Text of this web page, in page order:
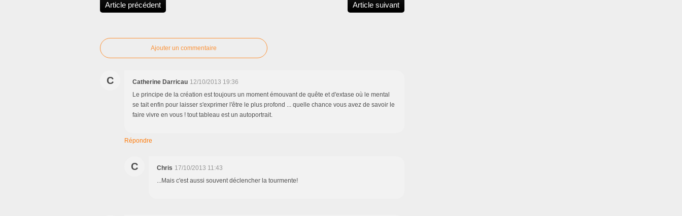
Article précédent Article suivant
Ajouter un commentaire
C Catherine Darricau 12/10/2013 19:36
Le principe de la création est toujours un moment émouvant de quête et d'extase où le mental
se tait enfin pour laisser s'exprimer l'être le plus profond ... quelle chance vous avez de savoir le
faire vivre en vous ! tout tableau est un autoportrait.
Répondre
C Chris 17/10/2013 11:43
...Mais c'est aussi souvent déclencher la tourmente!